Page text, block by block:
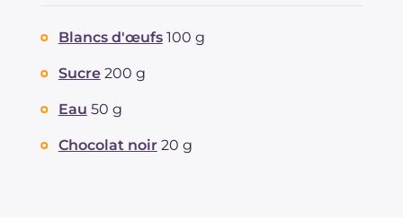
Blancs d'œufs 100 g
Sucre 200 g
Eau 50 g
Chocolat noir 20 g